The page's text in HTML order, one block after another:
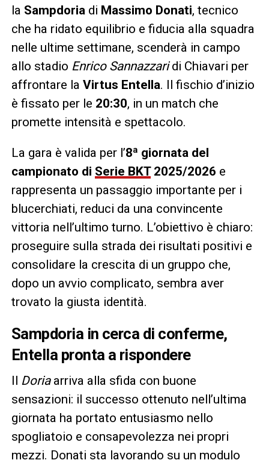
la Sampdoriadi Massimo Donati, tecnico
che ha ridato equilibrio e fiducia alla squadra
nelle ultime settimane, scenderà in campo
allo stadio Enrico Sannazzari di Chiavari per
affrontare la Virtus Entella. Il fischio d’inizio
è fissato per le 20:30, in un match che
promette intensità e spettacolo.
La gara è valida per l’8ª giornata del
campionato di Serie BKT2025/2026 e
rappresenta un passaggio importante per i
blucerchiati, reduci da una convincente
vittoria nell’ultimo turno. L’obiettivo è chiaro:
proseguire sulla strada dei risultati positivi e
consolidare la crescita di un gruppo che,
dopo un avvio complicato, sembra aver
trovato la giusta identità.
Sampdoria in cerca di conferme,
Entella pronta a rispondere
Il Doriaarriva alla sfida con buone
sensazioni: il successo ottenuto nell’ultima
giornata ha portato entusiasmo nello
spogliatoio e consapevolezza nei propri
mezzi. Donati sta lavorando su un modulo